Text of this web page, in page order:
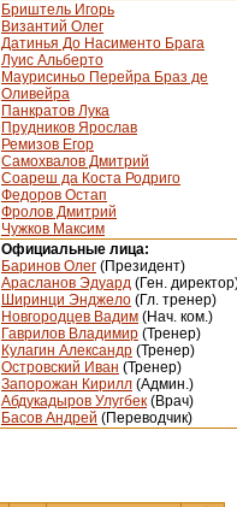
Бриштель Игорь
Византий Олег
Датинья До Насименто Брага
Луис Альберто
Маурисиньо Перейра Браз де
Оливейра
Панкратов Лука
Прудников Ярослав
Ремизов Егор
Самохвалов Дмитрий
Соареш да Коста Родриго
Федоров Остап
Фролов Дмитрий
Чужков Максим
Официальные лица:
Баринов Олег (Президент)
Арасланов Эдуард (Ген.
Ширинци Энджело (Гл. тренер)
Новгородцев Вадим (Нач. ком.)
Гаврилов Владимир (Тренер)
Кулагин Александр (Тренер)
Островский Иван (Тренер)
Запорожан Кирилл (Админ.)
Абдукадыров Улугбек (Врач)
Басов Андрей (Переводчик)